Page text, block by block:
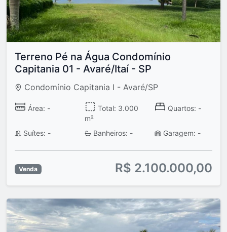
Terreno Pé na Água Condomínio
Capitania 01 - Avaré/Itaí - SP
Condomínio Capitania I - Avaré/SP
Área: -
Total: 3.000
m²
Quartos: -
Suítes: - Banheiros: - Garagem: -
Venda R$ 2.100.000,00